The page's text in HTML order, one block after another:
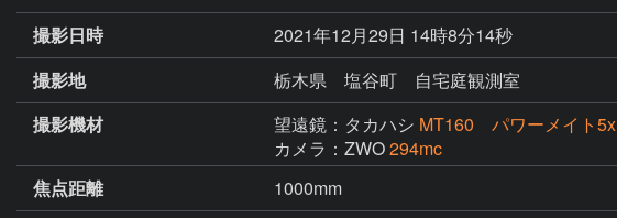
撮影日時
2021年12月29日 14時8分14秒
撮影地
栃木県 塩谷町 自宅庭観測室
撮影機材
望遠鏡：タカハシ MT160 パワーメイト5x
カメラ：ZWO294mc
焦点距離
1000mm